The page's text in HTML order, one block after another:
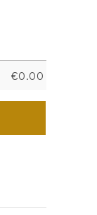
€0.00